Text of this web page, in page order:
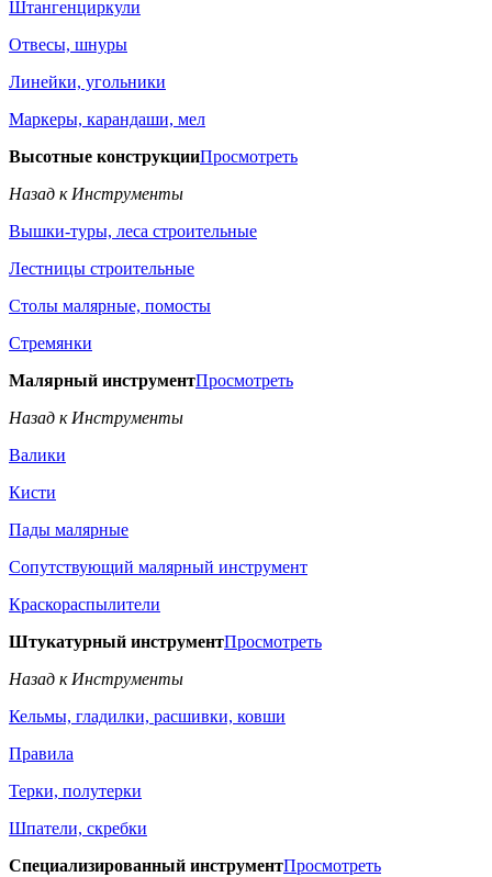
Штангенциркули
Отвесы, шнуры
Линейки, угольники
Маркеры, карандаши, мел
Высотные конструкцииПросмотреть
Назад к Инструменты
Вышки-туры, леса строительные
Лестницы строительные
Столы малярные, помосты
Стремянки
Малярный инструментПросмотреть
Назад к Инструменты
Валики
Кисти
Пады малярные
Сопутствующий малярный инструмент
Краскораспылители
Штукатурный инструментПросмотреть
Назад к Инструменты
Кельмы, гладилки, расшивки, ковши
Правила
Терки, полутерки
Шпатели, скребки
Специализированный инструментПросмотреть